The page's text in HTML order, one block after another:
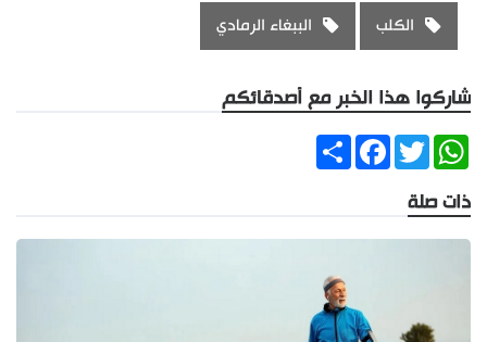
الكلب الببغاء الرمادي
شاركوا هذا الخبر مع أصدقائكم
ShareFacebookTwitter
WhatsApp
ذات صلة